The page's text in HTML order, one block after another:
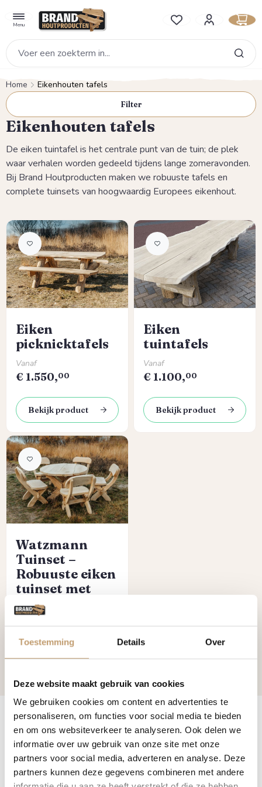
Toestemming Details Over
Deze website maakt gebruik van cookies
We gebruiken cookies om content en advertenties te
personaliseren, om functies voor social media te bieden
en om ons websiteverkeer te analyseren. Ook delen we
informatie over uw gebruik van onze site met onze
partners voor social media, adverteren en analyse. Deze
partners kunnen deze gegevens combineren met andere
Menu Je hebt 0 items op je
Home Eikenhouten tafels
Filter
Eikenhouten tafels
De eiken tuintafel is het centrale punt van de tuin; de plek
waar verhalen worden gedeeld tijdens lange zomeravonden.
Bij Brand Houtproducten maken we robuuste tafels en
complete tuinsets van hoogwaardig Europees eikenhout.
Eiken
picknicktafels
Normale prijs:
Vanaf
€ 1.550,00
Bekijk product
Eiken
tuintafels
Normale prijs:
Vanaf
€ 1.100,00
Bekijk product
Watzmann
Tuinset –
Robuuste eiken
tuinset met
tafel en stoelen
Normale prijs:
€ 1.700,
Eiken tuintafel
Eenmassieve eikenhouten tuintafel is een statement in